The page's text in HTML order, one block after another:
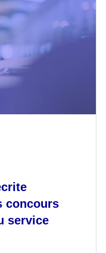
concours
service